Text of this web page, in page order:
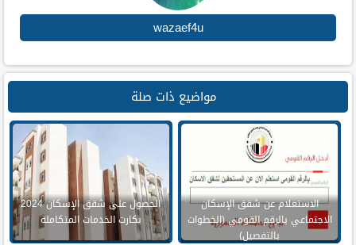
wazaef4u
مواضيع ذات صلة
الاستعلام عن شقق الإسكان
الاجتماعي بالرقم القومي (الخطوات
بالتفصيل)
الحصول على شقق الإسكان 2024
بكارت الخدمات المتكاملة